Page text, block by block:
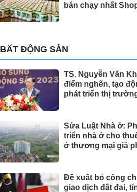
bán chạy nhất
BẤT ĐỘNG SẢN
TS. Nguyễn Văn
điểm nghẽn, tạo
phát triển thị
Sửa Luật Nhà ở:
triển nhà ở cho
ở thương mại giá
Đề xuất bỏ công
giao dịch đất đai,